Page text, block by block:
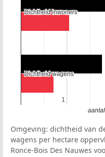
1
1
Dichtheid inwoners
Dichtheid inwoners
Dichtheid wagens
Dichtheid wagens
Omgeving: dichtheid van
wagens per hectare
Ronce-Bois Des Nauwes